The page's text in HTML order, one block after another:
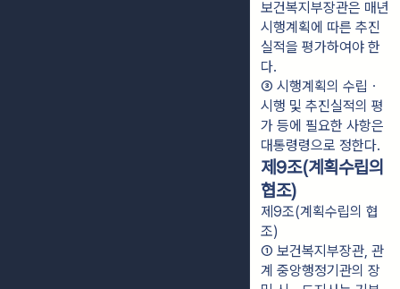
보건복지부장관은 매년
시행계획에 따른 추진
실적을 평가하여야 한
다.
③ 시행계획의 수립ㆍ
시행 및 추진실적의 평
가 등에 필요한 사항은
대통령령으로 정한다.
제9조(계획수립의
협조)
제9조(계획수립의 협
조)
① 보건복지부장관, 관
계 중앙행정기관의 장